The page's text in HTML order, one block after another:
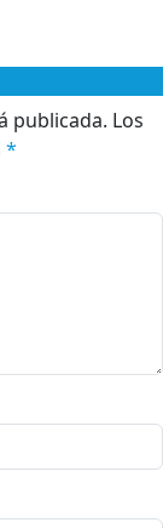
publicada. Los
*